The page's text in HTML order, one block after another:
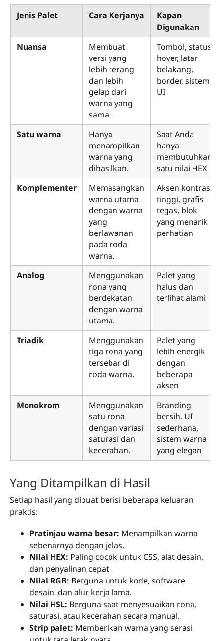
Jenis Palet Cara Kerjanya
Kapan
Digunakan
Nuansa
Membuat
versi yang
lebih terang
dan lebih
gelap dari
warna yang
sama.
Tombol, status
hover, latar
belakang,
border, sistem
UI
Satu warna
Hanya
menampilkan
warna yang
dihasilkan.
Saat Anda
hanya
membutuhkan
satu nilai HEX
Komplementer
Memasangkan
warna utama
dengan warna
yang
berlawanan
pada roda
warna.
Aksen kontras
tinggi, grafis
tegas, blok
yang menarik
perhatian
Analog
Menggunakan
rona yang
berdekatan
dengan warna
utama.
Palet yang
halus dan
terlihat alami
Triadik
Menggunakan
tiga rona yang
tersebar di
roda warna.
Palet yang
lebih energik
dengan
beberapa
aksen
Monokrom
Menggunakan
satu rona
dengan variasi
saturasi dan
kecerahan.
Branding
bersih, UI
sederhana,
sistem warna
yang elegan
Yang Ditampilkan di Hasil
Setiap hasil yang dibuat berisi beberapa keluaran
praktis:
Pratinjau warna besar: Menampilkan warna
sebenarnya dengan jelas.
Nilai HEX: Paling cocok untuk CSS, alat desain,
dan penyalinan cepat.
Nilai RGB: Berguna untuk kode, software
desain, dan alur kerja lama.
Nilai HSL: Berguna saat menyesuaikan rona,
saturasi, atau kecerahan secara manual.
Strip palet: Memberikan warna yang serasi